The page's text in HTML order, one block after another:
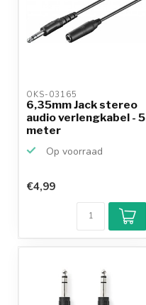
OKS-03165
6,35mm Jack stereo
audio verlengkabel - 5
meter
Op voorraad
€4,99